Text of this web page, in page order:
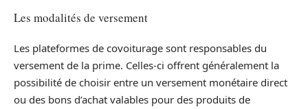
Les modalités de versement
Les plateformes de covoiturage sont responsables du
versement de la prime. Celles-ci offrent généralement la
possibilité de choisir entre un versement monétaire direct
ou des bons d’achat valables pour des produits de